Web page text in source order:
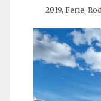
2019, Ferie,